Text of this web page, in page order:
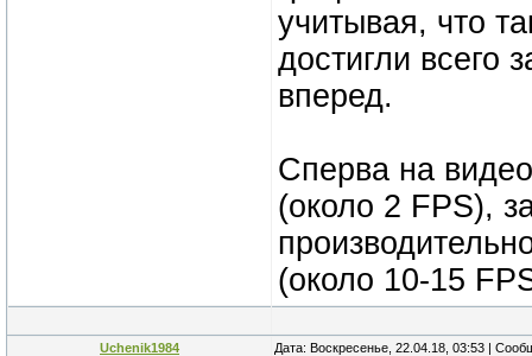
учитывая, что
достигли всего
вперед.
Сперва на
(около 2 FPS),
(около 10-15
Uchenik1984 Дата: Воскресенье, 22.04.18, 03:53 |